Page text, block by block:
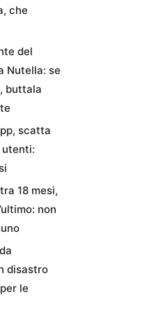
che
del
Nutella: se
buttala
scatta
utenti:
18 mesi,
non
disastro
le